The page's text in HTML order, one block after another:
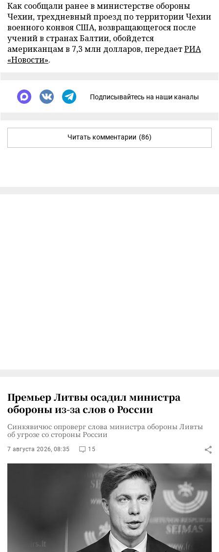
Как сообщали ранее в министерстве обороны
Чехии, трехдневный проезд по территории Чехии
военного конвоя США, возвращающегося после
учений в странах Балтии, обойдется
американцам в 7,3 млн долларов, передаетРИА
«Новости».
Подписывайтесь на наши каналы
Читать комментарии (86)
Премьер Литвы осадил министра
обороны из-за слов о России
Синкявичюс опроверг слова министра обороны Ливты
об угрозе со стороны России
7 августа 2026, 08:35 15